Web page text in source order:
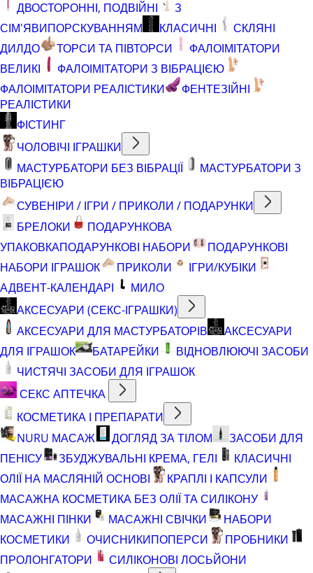
ДВОСТОРОННІ, ПОДВІЙНІ
З
СІМ'ЯВИПОРСКУВАННЯМ
КЛАСИЧНІ
СКЛЯНІ
ДИЛДО
ТОРСИ ТА ПІВТОРСИ
ФАЛОІМІТАТОРИ
ВЕЛИКІ
ФАЛОІМІТАТОРИ З ВІБРАЦІЄЮ
ФАЛОІМІТАТОРИ РЕАЛІСТИКИ
ФЕНТЕЗІЙНІ
РЕАЛІСТИКИ
ФІСТИНГ
ЧОЛОВІЧІ ІГРАШКИ
МАСТУРБАТОРИ БЕЗ ВІБРАЦІЇ
МАСТУРБАТОРИ З
ВІБРАЦІЄЮ
СУВЕНІРИ / ІГРИ / ПРИКОЛИ / ПОДАРУНКИ
БРЕЛОКИ
ПОДАРУНКОВА
УПАКОВКАПОДАРУНКОВІ НАБОРИ
ПОДАРУНКОВІ
НАБОРИ ІГРАШОК
ПРИКОЛИ
ІГРИ/КУБІКИ
АДВЕНТ-КАЛЕНДАРІ
МИЛО
АКСЕСУАРИ (СЕКС-ІГРАШКИ)
АКСЕСУАРИ ДЛЯ МАСТУРБАТОРІВ
АКСЕСУАРИ
ДЛЯ ІГРАШОК
БАТАРЕЙКИ
ВІДНОВЛЮЮЧІ ЗАСОБИ
ЧИСТЯЧІ ЗАСОБИ ДЛЯ ІГРАШОК
СЕКС АПТЕЧКА
КОСМЕТИКА І ПРЕПАРАТИ
NURU МАСАЖ
ДОГЛЯД ЗА ТІЛОМ
ЗАСОБИ ДЛЯ
ПЕНІСУ
ЗБУДЖУВАЛЬНІ КРЕМА, ГЕЛІ
КЛАСИЧНІ
ОЛІЇ НА МАСЛЯНІЙ ОСНОВІ
КРАПЛІ І КАПСУЛИ
МАСАЖНА КОСМЕТИКА БЕЗ ОЛІЇ ТА СИЛІКОНУ
МАСАЖНІ ПІНКИ
МАСАЖНІ СВІЧКИ
НАБОРИ
КОСМЕТИКИ
ОЧИСНИКИПОПЕРСИ
ПРОБНИКИ
ПРОЛОНГАТОРИ
СИЛІКОНОВІ ЛОСЬЙОНИ